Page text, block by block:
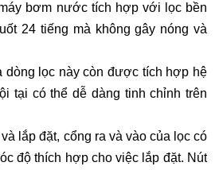
bơm nước tích hợp với lọc bền
24 tiếng mà không gây nóng và
dòng lọc này còn được tích hợp hệ
tại có thể dễ dàng tinh chỉnh trên
lắp đặt, cổng ra và vào của lọc có
độ thích hợp cho việc lắp đặt. Nút